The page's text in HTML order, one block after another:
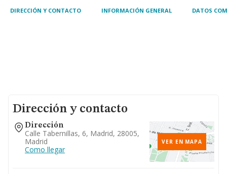
DIRECCIÓN Y CONTACTO INFORMACIÓN GENERAL DATOS
Dirección y contacto
Dirección
Calle Tabernillas, 6, Madrid, 28005,
Madrid
Como llegar
VER EN MAPA